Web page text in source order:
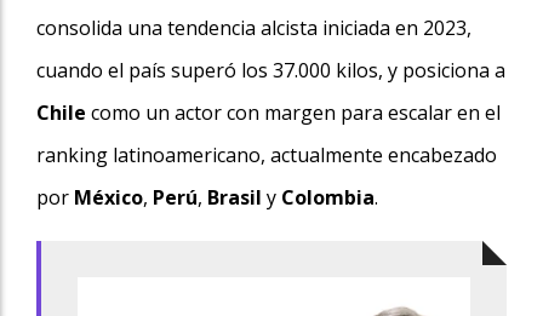
consolida una tendencia alcista iniciada en 2023,
cuando el país superó los 37.000 kilos, y posiciona a
Chile como un actor con margen para escalar en el
ranking latinoamericano, actualmente encabezado
por México, Perú, Brasil y Colombia.